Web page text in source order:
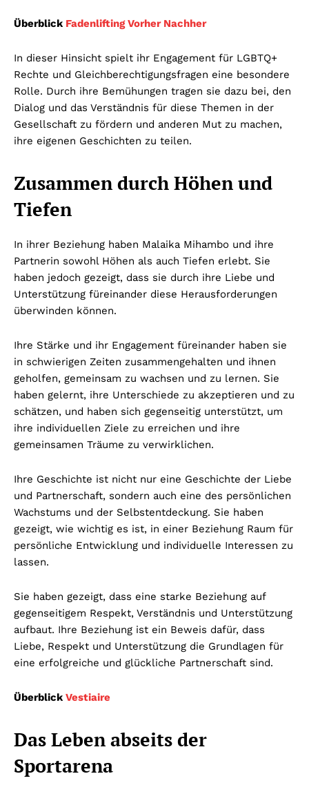
Überblick Fadenlifting Vorher Nachher
In dieser Hinsicht spielt ihr Engagement für LGBTQ+
Rechte und Gleichberechtigungsfragen eine besondere
Rolle. Durch ihre Bemühungen tragen sie dazu bei, den
Dialog und das Verständnis für diese Themen in der
Gesellschaft zu fördern und anderen Mut zu machen,
ihre eigenen Geschichten zu teilen.
Zusammen durch Höhen und
Tiefen
In ihrer Beziehung haben Malaika Mihambo und ihre
Partnerin sowohl Höhen als auch Tiefen erlebt. Sie
haben jedoch gezeigt, dass sie durch ihre Liebe und
Unterstützung füreinander diese Herausforderungen
überwinden können.
Ihre Stärke und ihr Engagement füreinander haben sie
in schwierigen Zeiten zusammengehalten und ihnen
geholfen, gemeinsam zu wachsen und zu lernen. Sie
haben gelernt, ihre Unterschiede zu akzeptieren und zu
schätzen, und haben sich gegenseitig unterstützt, um
ihre individuellen Ziele zu erreichen und ihre
gemeinsamen Träume zu verwirklichen.
Ihre Geschichte ist nicht nur eine Geschichte der Liebe
und Partnerschaft, sondern auch eine des persönlichen
Wachstums und der Selbstentdeckung. Sie haben
gezeigt, wie wichtig es ist, in einer Beziehung Raum für
persönliche Entwicklung und individuelle Interessen zu
lassen.
Sie haben gezeigt, dass eine starke Beziehung auf
gegenseitigem Respekt, Verständnis und Unterstützung
aufbaut. Ihre Beziehung ist ein Beweis dafür, dass
Liebe, Respekt und Unterstützung die Grundlagen für
eine erfolgreiche und glückliche Partnerschaft sind.
Überblick Vestiaire
Das Leben abseits der
Sportarena